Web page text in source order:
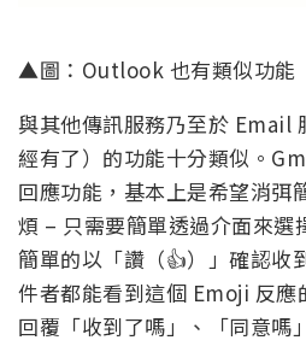
▲圖：Outlook 也有類似功能
與其他傳訊服務乃至於 Email
經有了）的功能十分類似。
回應功能，基本上是希望消弭
煩 – 只需要簡單透過介面來選
簡單的以「讚（👍）」確認收
件者都能看到這個 Emoji 反應
回覆「收到了嗎」、「同意嗎